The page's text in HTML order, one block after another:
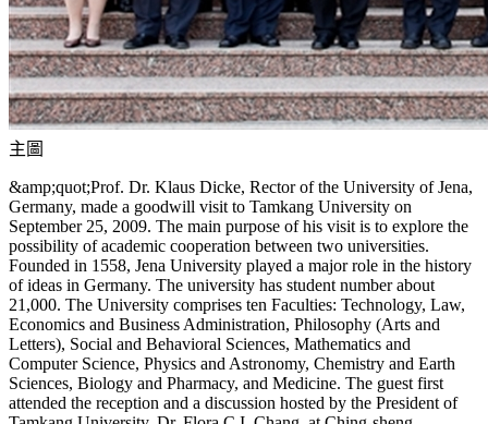
主圖
&amp;quot;Prof. Dr. Klaus Dicke, Rector of the University of Jena,
Germany, made a goodwill visit to Tamkang University on
September 25, 2009. The main purpose of his visit is to explore the
possibility of academic cooperation between two universities.
Founded in 1558, Jena University played a major role in the history
of ideas in Germany. The university has student number about
21,000. The University comprises ten Faculties: Technology, Law,
Economics and Business Administration, Philosophy (Arts and
Letters), Social and Behavioral Sciences, Mathematics and
Computer Science, Physics and Astronomy, Chemistry and Earth
Sciences, Biology and Pharmacy, and Medicine. The guest first
attended the reception and a discussion hosted by the President of